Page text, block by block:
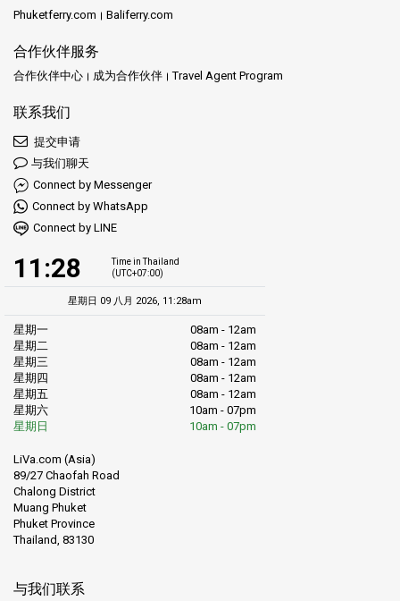
Phuketferry.com Baliferry.com
合作伙伴服务
合作伙伴中心 成为合作伙伴 Travel Agent Program
联系我们
提交申请
与我们聊天
Connect by Messenger
Connect by WhatsApp
Connect by LINE
11:28
Time in Thailand
(UTC+07:00)
星期日 09 八月 2026, 11:28am
星期一
08am - 12am
星期二
08am - 12am
星期三
08am - 12am
星期四
08am - 12am
星期五
08am - 12am
星期六
10am - 07pm
星期日
10am - 07pm
LiVa.com (Asia)
89/27 Chaofah Road
Chalong District
Muang Phuket
Phuket Province
Thailand, 83130
与我们联系